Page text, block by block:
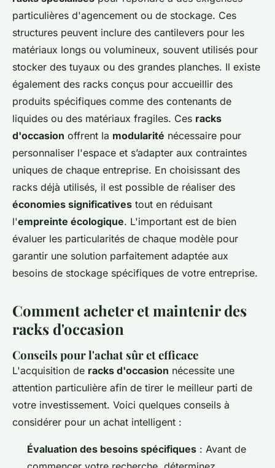
particulières d'agencement ou de stockage. Ces
structures peuvent inclure des cantilevers pour les
matériaux longs ou volumineux, souvent utilisés pour
stocker des tuyaux ou des grandes planches. Il existe
également des racks conçus pour accueillir des
produits spécifiques comme des contenants de
liquides ou des matériaux fragiles. Ces racks
d'occasion offrent la modularité nécessaire pour
personnaliser l'espace et s’adapter aux contraintes
uniques de chaque entreprise. En choisissant des
racks déjà utilisés, il est possible de réaliser des
économies significatives tout en réduisant
l'empreinte écologique. L'important est de bien
évaluer les particularités de chaque modèle pour
garantir une solution parfaitement adaptée aux
besoins de stockage spécifiques de votre entreprise.
Comment acheter et maintenir des
racks d'occasion
Conseils pour l'achat sûr et efficace
L'acquisition de racks d'occasion nécessite une
attention particulière afin de tirer le meilleur parti de
votre investissement. Voici quelques conseils à
considérer pour un achat intelligent :
Évaluation des besoins spécifiques : Avant de